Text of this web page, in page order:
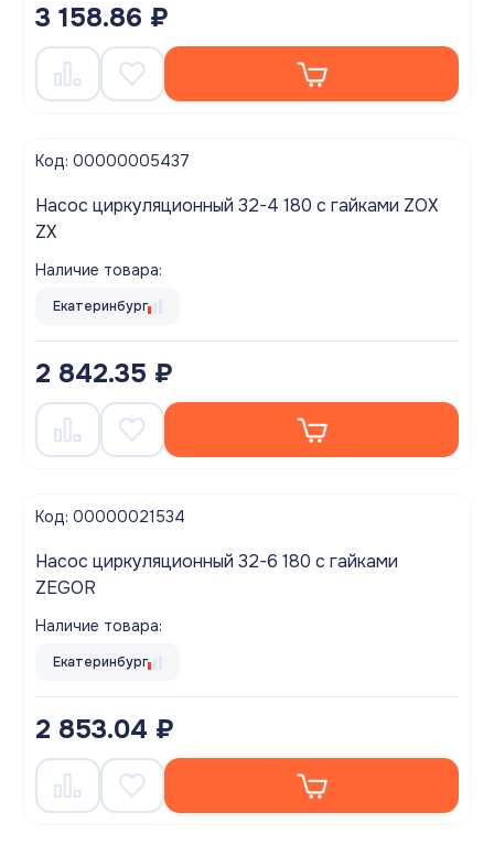
3 158.86 ₽
Код: 00000005437
Насос циркуляционный 32-4 180 с гайками ZOX
ZX
Наличие товара:
Екатеринбург
2 842.35 ₽
Код: 00000021534
Насос циркуляционный 32-6 180 с гайками
ZEGOR
Наличие товара:
Екатеринбург
2 853.04 ₽